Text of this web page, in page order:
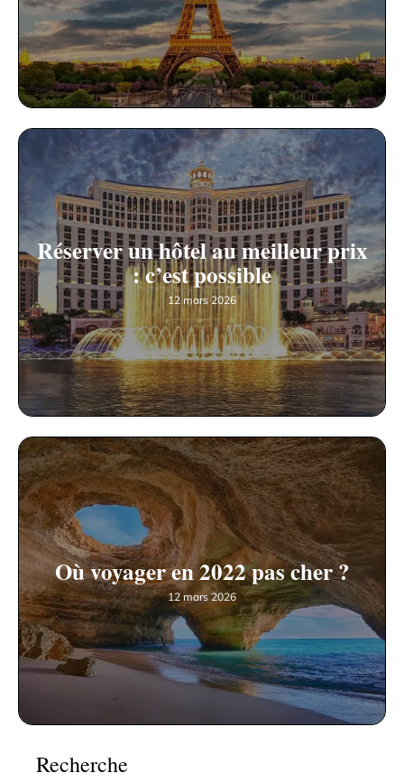
Réserver un hôtel au meilleur prix
: c’est possible
12 mars 2026
Où voyager en 2022 pas cher ?
12 mars 2026
Recherche